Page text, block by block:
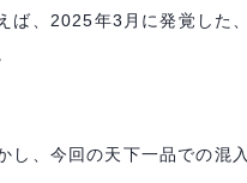
ば、 2025年3 月に発覚した
し、今回の天下一品での混